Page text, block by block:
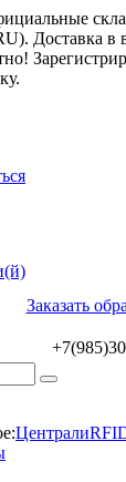
Доставка в
Заказать
Централи